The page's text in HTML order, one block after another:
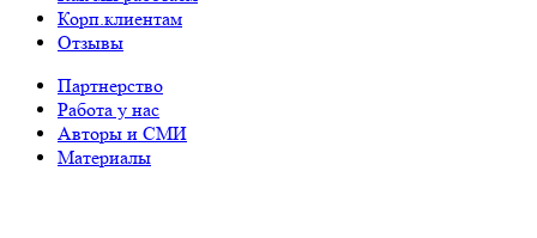
Корп.клиентам
Отзывы
Партнерство
Работа у нас
Авторы и СМИ
Материалы